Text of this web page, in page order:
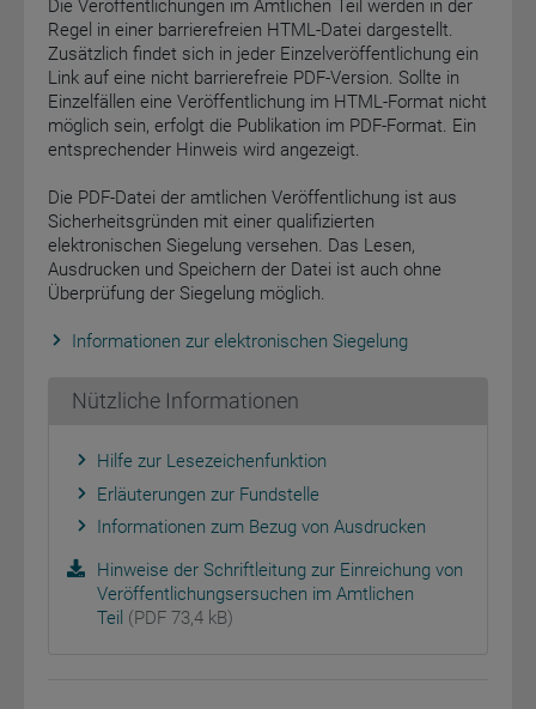
Die Veröffentlichungen im Amtlichen Teil werden in der
Regel in einer barrierefreien HTML-Datei dargestellt.
Zusätzlich findet sich in jeder Einzelveröffentlichung ein
Link auf eine nicht barrierefreie PDF-Version. Sollte in
Einzelfällen eine Veröffentlichung im HTML-Format nicht
möglich sein, erfolgt die Publikation im PDF-Format. Ein
entsprechender Hinweis wird angezeigt.
Die PDF-Datei der amtlichen Veröffentlichung ist aus
Sicherheitsgründen mit einer qualifizierten
elektronischen Siegelung versehen. Das Lesen,
Ausdrucken und Speichern der Datei ist auch ohne
Überprüfung der Siegelung möglich.
Informationen zur elektronischen Siegelung
Nützliche Informationen
Hilfe zur Lesezeichenfunktion
Erläuterungen zur Fundstelle
Informationen zum Bezug von Ausdrucken
Hinweise der Schriftleitung zur Einreichung von
Veröffentlichungsersuchen im Amtlichen
Teil (PDF 73,4 kB)